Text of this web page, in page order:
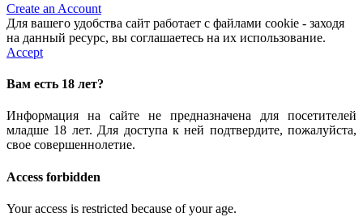
Create an Account
Для вашего удобства сайт работает с файлами cookie - заходя
на данный ресурс, вы соглашаетесь на их использование.
Accept
Вам есть 18 лет?
Информация на сайте не предназначена для посетителей
младше 18 лет. Для доступа к ней подтвердите, пожалуйста,
свое совершеннолетие.
Access forbidden
Your access is restricted because of your age.